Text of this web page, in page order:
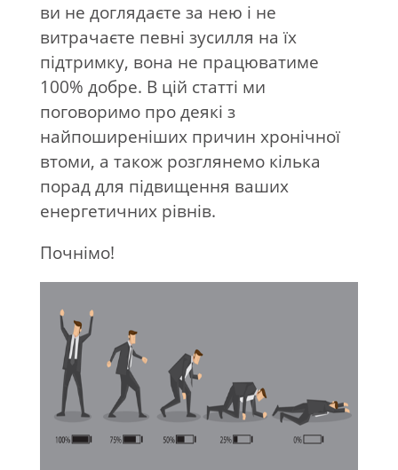
ви не доглядаєте за нею і не
витрачаєте певні зусилля на їх
підтримку, вона не працюватиме
100% добре. В цій статті ми
поговоримо про деякі з
найпоширеніших причин хронічної
втоми, а також розглянемо кілька
порад для підвищення ваших
енергетичних рівнів.
Почнімо!